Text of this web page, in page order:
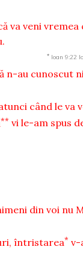
va veni
* Ioan 9:22
n-au cunoscut
când le va
** vi le-am spus
din voi nu
întristarea* v-